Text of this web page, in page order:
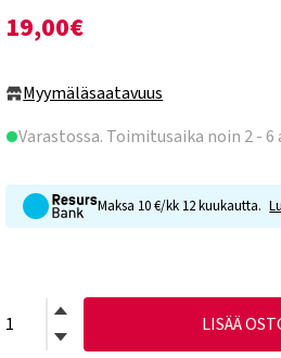
19,00€
Myymäläsaatavuus
Varastossa. Toimitusaika noin 2 - 6
Maksa 10 €/kk 12 kuukautta.
LISÄÄ